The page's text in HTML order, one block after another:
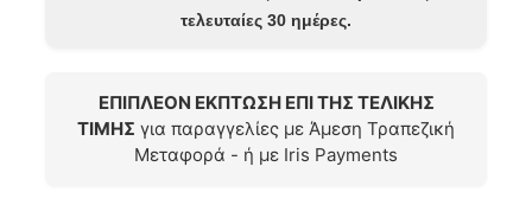
τελευταίες 30 ημέρες.
ΕΠΙΠΛΕΟΝ ΕΚΠΤΩΣΗ ΕΠΙ ΤΗΣ ΤΕΛΙΚΗΣ
ΤΙΜΗΣ για παραγγελίες με Άμεση Τραπεζική
Μεταφορά - ή με Iris Payments